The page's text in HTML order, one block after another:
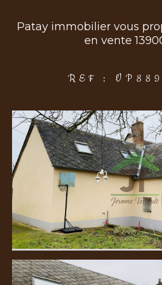
Patay immobilier vous
en vente
REF :
COUPS DE COEUR
Rechercher